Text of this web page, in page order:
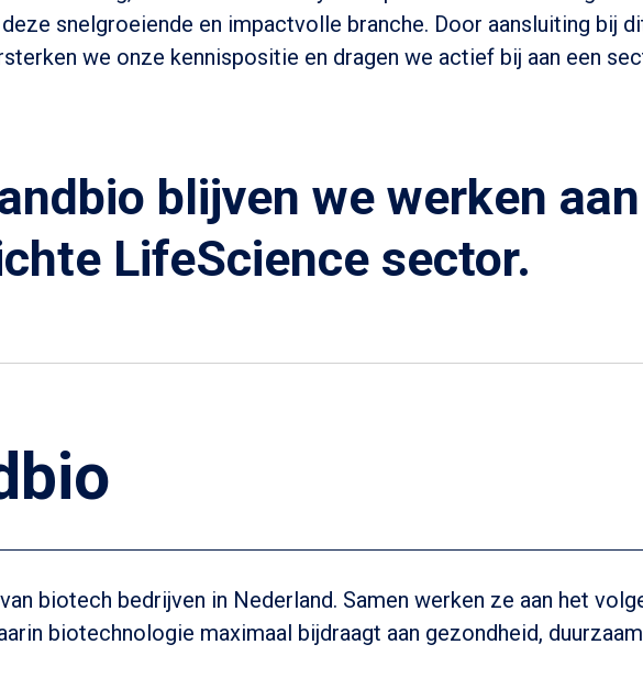
snelgroeiende en impactvolle branche. Door aansluiting bij
we onze kennispositie en dragen we actief bij aan een
blijven we werken
LifeScience sector.
biotech bedrijven in Nederland. Samen werken ze aan het
biotechnologie maximaal bijdraagt aan gezondheid,